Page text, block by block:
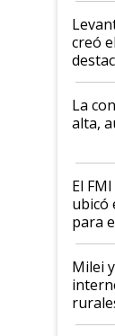
creó
plata
Juan
que
de
La
alta,
El
ubicó
para
Milei
a un